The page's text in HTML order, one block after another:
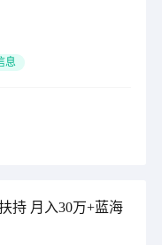
息
持 月入30万+蓝海